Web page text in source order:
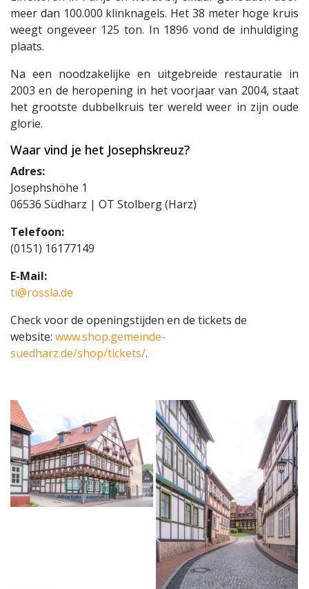
meer dan 100.000 klinknagels. Het 38 meter hoge kruis
weegt ongeveer 125 ton. In 1896 vond de inhuldiging
plaats.
Na een noodzakelijke en uitgebreide restauratie in
2003 en de heropening in het voorjaar van 2004, staat
het grootste dubbelkruis ter wereld weer in zijn oude
glorie.
Waar vind je het Josephskreuz?
Adres:
Josephshöhe 1
06536 Südharz | OT Stolberg (Harz)
Telefoon:
(0151) 16177149
E-Mail:
ti@rossla.de
Check voor de openingstijden en de tickets de
website: www.shop.gemeinde-
suedharz.de/shop/tickets/.